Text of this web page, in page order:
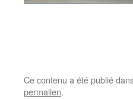
Ce contenu a été publié
permalien.